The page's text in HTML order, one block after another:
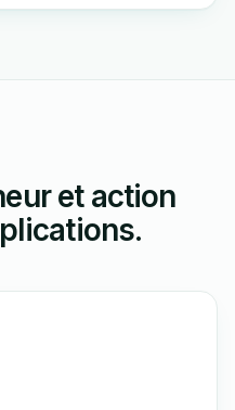
et action